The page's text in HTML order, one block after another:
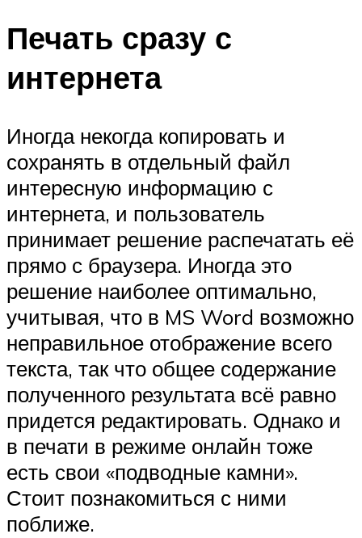
Печать сразу с
интернета
Иногда некогда копировать и
сохранять в отдельный файл
интересную информацию с
интернета, и пользователь
принимает решение распечатать её
прямо с браузера. Иногда это
решение наиболее оптимально,
учитывая, что в MS Word возможно
неправильное отображение всего
текста, так что общее содержание
полученного результата всё равно
придется редактировать. Однако и
в печати в режиме онлайн тоже
есть свои «подводные камни».
Стоит познакомиться с ними
поближе.